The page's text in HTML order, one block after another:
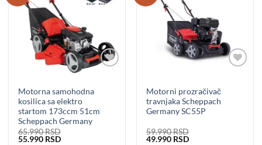
Motorna samohodna
kosilica sa elektro
startom 173ccm 51cm
Scheppach Germany
65.990RSD
Originalna
55.990 RSDTrenutna
Motorni prozračivač
travnjaka Scheppach
Germany SC55P
59.990RSD
Originalna
49.990 RSDTrenutna